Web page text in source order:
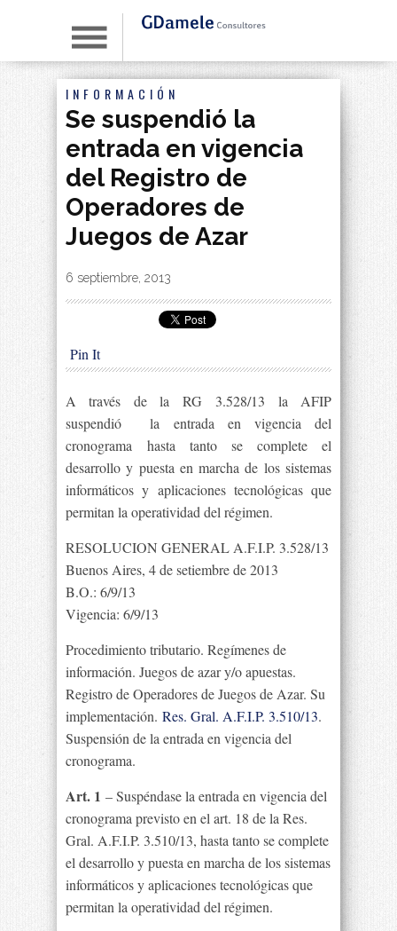
INFORMACIÓN
Se suspendió la
entrada en vigencia
del Registro de
Operadores de
Juegos de Azar
By|
6 septiembre, 2013
Pin It
A través de la RG 3.528/13 la AFIP
suspendió la entrada en vigencia del
cronograma hasta tanto se complete el
desarrollo y puesta en marcha de los sistemas
informáticos y aplicaciones tecnológicas que
permitan la operatividad del régimen.
RESOLUCION GENERAL A.F.I.P. 3.528/13
Buenos Aires, 4 de setiembre de 2013
B.O.: 6/9/13
Vigencia: 6/9/13
Procedimiento tributario. Regímenes de
información. Juegos de azar y/o apuestas.
Registro de Operadores de Juegos de Azar. Su
implementación. Res. Gral. A.F.I.P. 3.510/13.
Suspensión de la entrada en vigencia del
cronograma.
Art. 1 – Suspéndase la entrada en vigencia del
cronograma previsto en el art. 18 de la Res.
Gral. A.F.I.P. 3.510/13, hasta tanto se complete
el desarrollo y puesta en marcha de los sistemas
informáticos y aplicaciones tecnológicas que
permitan la operatividad del régimen.